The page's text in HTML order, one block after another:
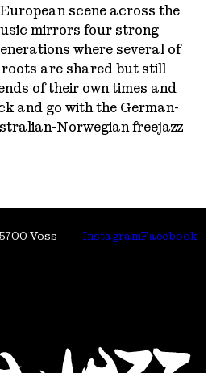
scene across the
mirrors four strong
where several of
are shared but still
of their own times and
and go with the German-
Norwegian freejazz
5700 Voss InstagramFacebook